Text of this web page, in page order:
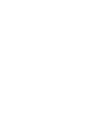
گلاب و
روغن
برند